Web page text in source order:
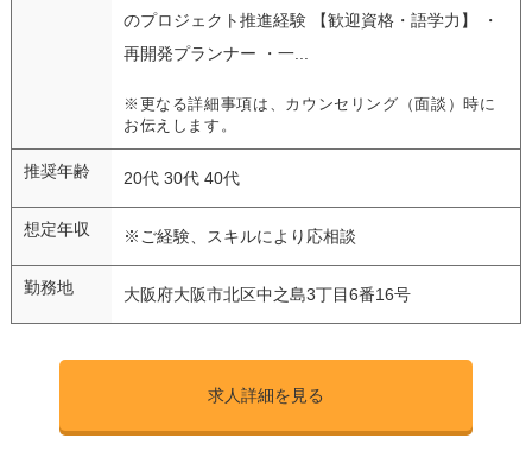
のプロジェクト推進経験 【歓迎資格・語学力】 ・
再開発プランナー ・一...
※更なる詳細事項は、カウンセリング（面談）時に
お伝えします。
推奨年齢 20代 30代 40代
想定年収 ※ご経験、スキルにより応相談
勤務地 大阪府大阪市北区中之島3丁目6番16号
求人詳細を見る